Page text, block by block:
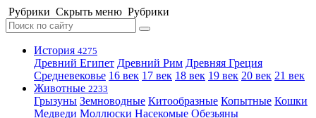
Рубрики Скрыть меню Рубрики
История 4275
Древний Египет Древний Рим Древняя Греция
Средневековье 16 век 17 век 18 век 19 век 20 век 21 век
Животные 2233
Грызуны Земноводные Китообразные Копытные Кошки
Медведи Моллюски Насекомые Обезьяны